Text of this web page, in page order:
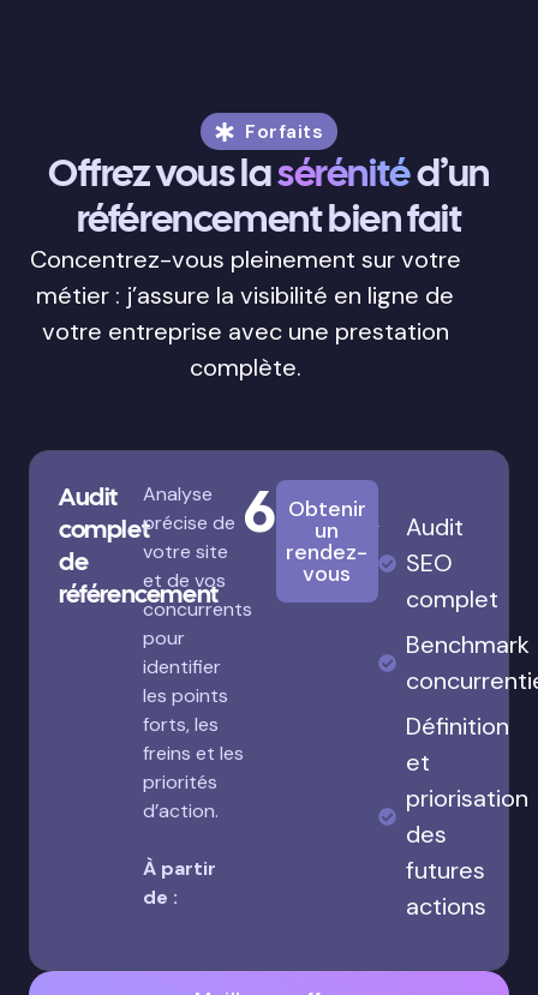
Forfaits
Offrez vous lasérénitéd’un
référencement bien fait
Concentrez-vous pleinement sur votre
métier : j’assure la visibilité en ligne de
votre entreprise avec une prestation
complète.
Audit
complet
de
référencement
Analyse
précise de
votre site
et de vos
concurrents
pour
identifier
les points
forts, les
freins et les
priorités
d’action.
À partir
de :
680€
Obtenir
un
rendez-
vous
Audit
SEO
complet
Benchmark
Définition
et
priorisation
des
futures
actions